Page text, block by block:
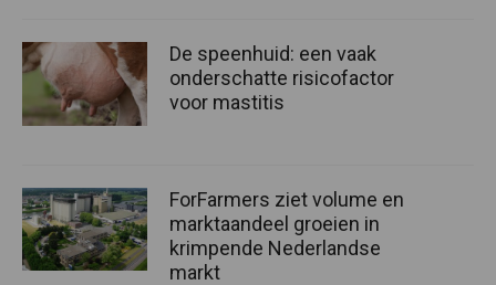
De speenhuid: een vaak
onderschatte risicofactor
voor mastitis
ForFarmers ziet volume en
marktaandeel groeien in
krimpende Nederlandse
markt